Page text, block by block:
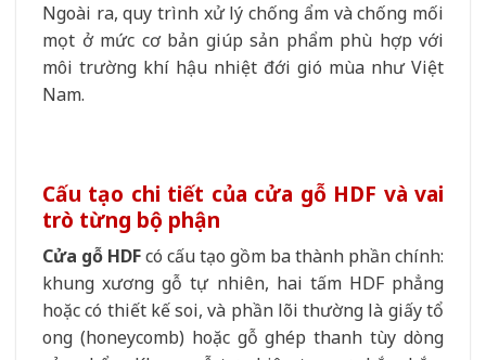
Ngoài ra, quy trình xử lý chống ẩm và chống mối
mọt ở mức cơ bản giúp sản phẩm phù hợp với
môi trường khí hậu nhiệt đới gió mùa như Việt
Nam.
Cấu tạo chi tiết của cửa gỗ HDF và vai
trò từng bộ phận
Cửa gỗ HDFcó cấu tạo gồm ba thành phần chính:
khung xương gỗ tự nhiên, hai tấm HDF phẳng
hoặc có thiết kế soi, và phần lõi thường là giấy tổ
ong (honeycomb) hoặc gỗ ghép thanh tùy dòng